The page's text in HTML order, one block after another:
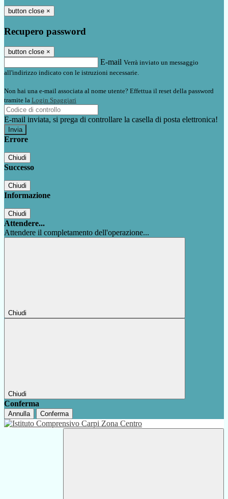
button close ×
Recupero password
button close ×
E-mail Verrà inviato un messaggio
all'indirizzo indicato con le istruzioni necessarie.
Non hai una e-mail associata al nome utente? Effettua il reset della password
tramite la Login Spaggiari
E-mail inviata, si prega di controllare la casella di posta elettronica!
Errore
Chiudi
Successo
Chiudi
Informazione
Chiudi
Attendere...
Attendere il completamento dell'operazione...
Chiudi
Chiudi
Conferma
Annulla Conferma